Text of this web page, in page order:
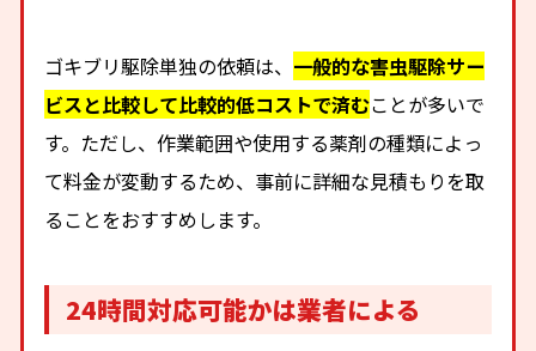
ゴキブリ駆除単独の依頼は、 一般的な害虫駆除サー
ビスと比較して比較的低コストで済むことが多いで
す。ただし、作業範囲や使用する薬剤の種類によっ
て料金が変動するため、事前に詳細な見積もりを取
ることをおすすめします。
24時間対応可能かは業者による